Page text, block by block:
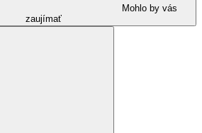
Mohlo by vás
zaujímať